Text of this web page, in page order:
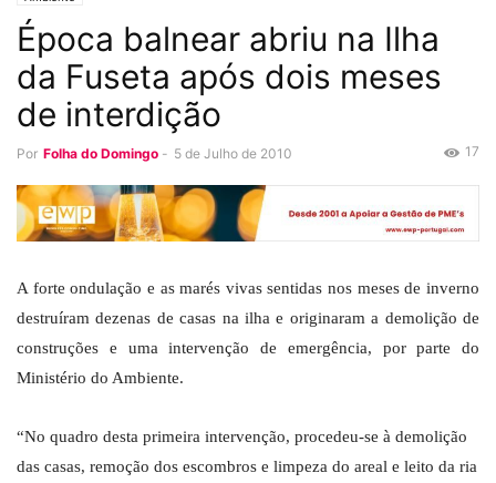
Época balnear abriu na Ilha
da Fuseta após dois meses
de interdição
Por Folha do Domingo - 5 de Julho de 2010 17
A forte ondulação e as marés vivas sentidas nos meses de inverno
destruíram dezenas de casas na ilha e originaram a demolição de
construções e uma intervenção de emergência, por parte do
Ministério do Ambiente.
“No quadro desta primeira intervenção, procedeu-se à demolição
das casas, remoção dos escombros e limpeza do areal e leito da ria